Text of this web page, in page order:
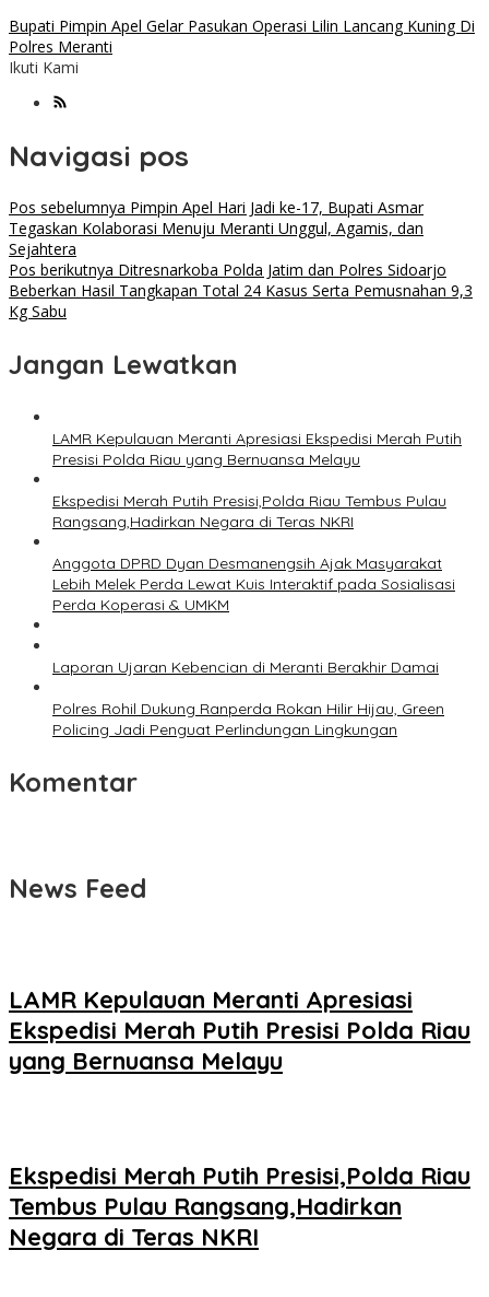
Bupati Pimpin Apel Gelar Pasukan Operasi Lilin Lancang Kuning Di
Polres Meranti
Ikuti Kami
Navigasi pos
Pos sebelumnya Pimpin Apel Hari Jadi ke-17, Bupati Asmar
Tegaskan Kolaborasi Menuju Meranti Unggul, Agamis, dan
Sejahtera
Pos berikutnya Ditresnarkoba Polda Jatim dan Polres Sidoarjo
Beberkan Hasil Tangkapan Total 24 Kasus Serta Pemusnahan 9,3
Kg Sabu
Jangan Lewatkan
LAMR Kepulauan Meranti Apresiasi Ekspedisi Merah Putih
Presisi Polda Riau yang Bernuansa Melayu
Ekspedisi Merah Putih Presisi,Polda Riau Tembus Pulau
Rangsang,Hadirkan Negara di Teras NKRI
Anggota DPRD Dyan Desmanengsih Ajak Masyarakat
Lebih Melek Perda Lewat Kuis Interaktif pada Sosialisasi
Perda Koperasi & UMKM
Laporan Ujaran Kebencian di Meranti Berakhir Damai
Polres Rohil Dukung Ranperda Rokan Hilir Hijau, Green
Policing Jadi Penguat Perlindungan Lingkungan
Komentar
News Feed
LAMR Kepulauan Meranti Apresiasi
Ekspedisi Merah Putih Presisi Polda Riau
yang Bernuansa Melayu
Ekspedisi Merah Putih Presisi,Polda Riau
Tembus Pulau Rangsang,Hadirkan
Negara di Teras NKRI